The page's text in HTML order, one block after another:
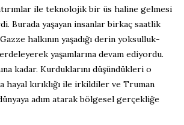
ile teknolojik bir üs haline gelmesi
Burada yaşayan insanlar birkaç saatlik
halkının yaşadığı derin yoksulluk-
yaşamlarına devam ediyordu.
kadar. Kurduklarını düşündükleri o
hayal kırıklığı ile irkildiler ve Truman
adım atarak bölgesel gerçekliğe